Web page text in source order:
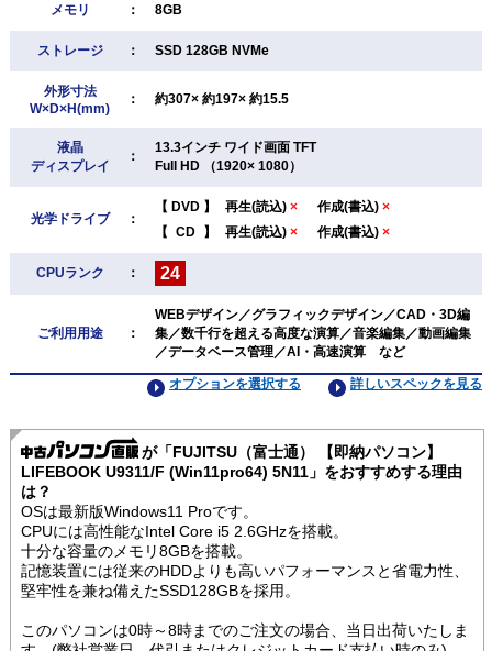
メモリ ： 8GB
ストレージ ： SSD 128GB NVMe
外形寸法
W×D×H(mm)
： 約307× 約197× 約15.5
液晶
ディスプレイ
：
13.3インチ ワイド画面 TFT
Full HD （1920× 1080）
光学ドライブ ：
【 DVD 】 再生(読込) × 作成(書込) ×
【 CD 】 再生(読込) × 作成(書込) ×
CPUランク ： 24
ご利用用途 ：
WEBデザイン／グラフィックデザイン／CAD・3D編
集／数千行を超える高度な演算／音楽編集／動画編集
／データベース管理／AI・高速演算 など
詳しいスペックを見る
オプションを選択する
が「FUJITSU（富士通） 【即納パソコン】
LIFEBOOK U9311/F (Win11pro64) 5N11」をおすすめする理由
は？
OSは最新版Windows11 Proです。
CPUには高性能なIntel Core i5 2.6GHzを搭載。
十分な容量のメモリ8GBを搭載。
記憶装置には従来のHDDよりも高いパフォーマンスと省電力性、
堅牢性を兼ね備えたSSD128GBを採用。
このパソコンは0時～8時までのご注文の場合、当日出荷いたしま